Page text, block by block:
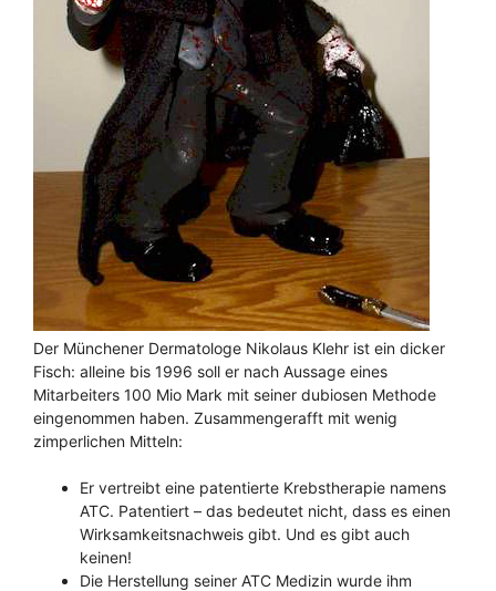
Der Münchener Dermatologe Nikolaus Klehr ist ein dicker
Fisch: alleine bis 1996 soll er nach Aussage eines
Mitarbeiters 100 Mio Mark mit seiner dubiosen Methode
eingenommen haben. Zusammengerafft mit wenig
zimperlichen Mitteln:
Er vertreibt eine patentierte Krebstherapie namens
ATC. Patentiert – das bedeutet nicht, dass es einen
Wirksamkeitsnachweis gibt. Und es gibt auch
keinen!
Die Herstellung seiner ATC Medizin wurde ihm